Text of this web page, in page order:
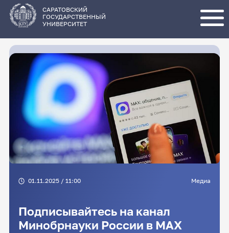
основному
содержанию
САРАТОВСКИЙ
ГОСУДАРСТВЕННЫЙ
УНИВЕРСИТЕТ
01.11.2025 / 11:00 Медиа
Подписывайтесь на канал
Минобрнауки России в MAX